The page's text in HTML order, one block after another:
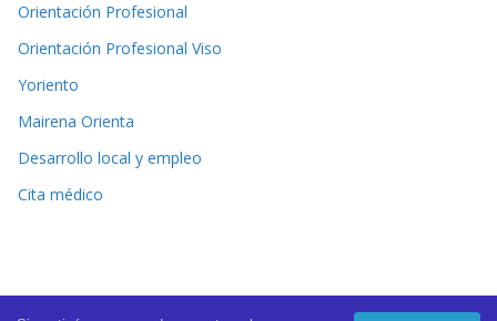
Orientación Profesional
Orientación Profesional Viso
Yoriento
Mairena Orienta
Desarrollo local y empleo
Cita médico